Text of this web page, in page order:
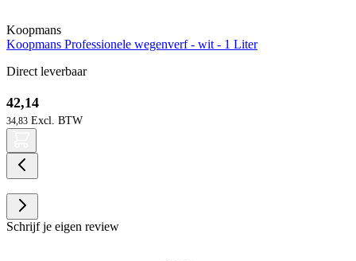
Koopmans
Koopmans Professionele wegenverf - wit - 1 Liter
Direct leverbaar
42,14
34,83
Schrijf je eigen review